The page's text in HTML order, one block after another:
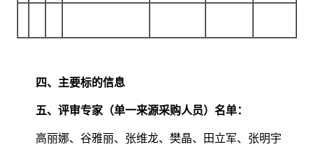
四、主要标的信息
五、评审专家（单一来源采购人员）名单：
高丽娜、谷雅丽、张维龙、樊晶、田立军、张明宇